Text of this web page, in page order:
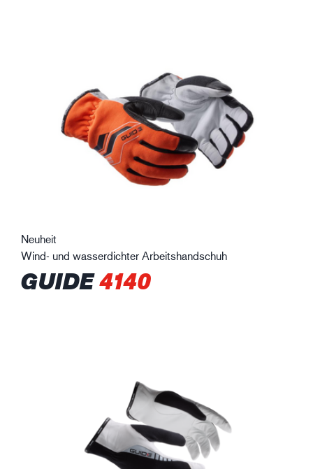
Neuheit
Wind- und wasserdichter Arbeitshandschuh
GUIDE4140